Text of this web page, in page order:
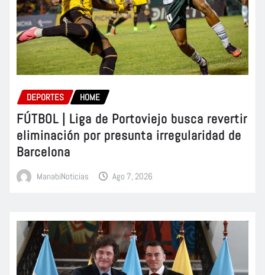
DEPORTES HOME
FÚTBOL | Liga de Portoviejo busca revertir
eliminación por presunta irregularidad de
Barcelona
ManabiNoticias Ago 7, 2026